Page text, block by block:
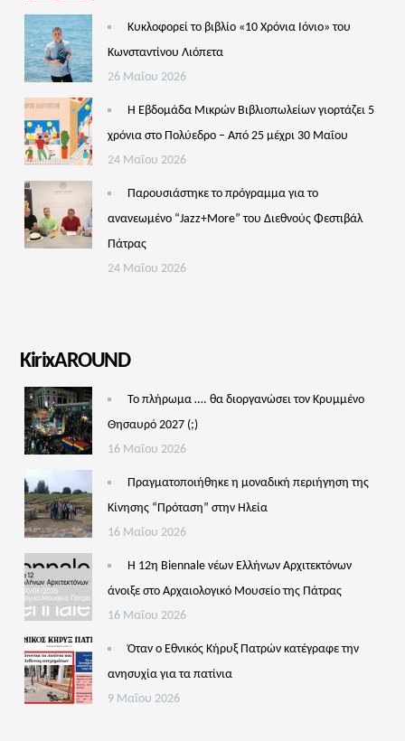
Κυκλοφορεί το βιβλίο «10 Χρόνια Ιόνιο» του
Κωνσταντίνου Λιόπετα
26 Μαΐου 2026
Η Εβδομάδα Μικρών Βιβλιοπωλείων γιορτάζει 5
χρόνια στο Πολύεδρο – Από 25 μέχρι 30 Μαΐου
24 Μαΐου 2026
Παρουσιάστηκε το πρόγραμμα για το
ανανεωμένο “Jazz+More” του Διεθνούς Φεστιβάλ
Πάτρας
24 Μαΐου 2026
KirixAROUND
Το πλήρωμα …. θα διοργανώσει τον Κρυμμένο
Θησαυρό 2027 (;)
16 Μαΐου 2026
Πραγματοποιήθηκε η μοναδική περιήγηση της
Κίνησης “Πρόταση” στην Ηλεία
16 Μαΐου 2026
Η 12η Biennale νέων Ελλήνων Αρχιτεκτόνων
άνοιξε στο Αρχαιολογικό Μουσείο της Πάτρας
16 Μαΐου 2026
Όταν ο Εθνικός Κήρυξ Πατρών κατέγραφε την
ανησυχία για τα πατίνια
9 Μαΐου 2026